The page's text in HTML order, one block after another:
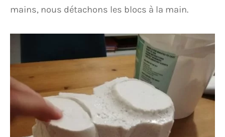
mains, nous détachons les blocs à la main.